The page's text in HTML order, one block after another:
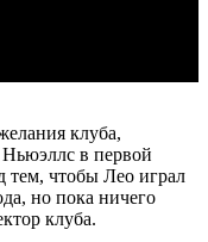
клуба,
Ньюэллс в первой
тем, чтобы Лео играл
но пока ничего
клуба.